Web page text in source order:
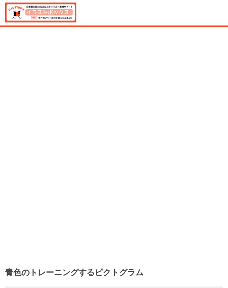
青色のトレーニングするピクトグラム